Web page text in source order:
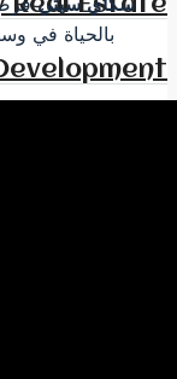
Real Estate
سكاي سيتي